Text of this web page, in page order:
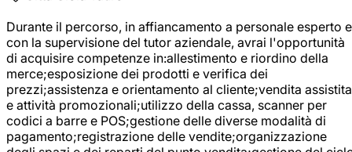
Durante il percorso, in affiancamento a personale esperto e
con la supervisione del tutor aziendale, avrai l'opportunità
di acquisire competenze in:allestimento e riordino della
merce;esposizione dei prodotti e verifica dei
prezzi;assistenza e orientamento al cliente;vendita assistita
e attività promozionali;utilizzo della cassa, scanner per
codici a barre e POS;gestione delle diverse modalità di
pagamento;registrazione delle vendite;organizzazione